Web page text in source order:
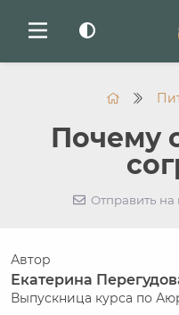
Почему
Отправить на
Автор
Екатерина
Выпускница курса по